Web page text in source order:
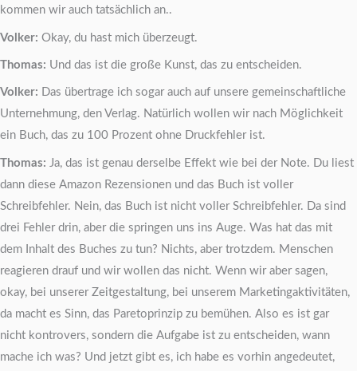
kommen wir auch tatsächlich an..
Volker: Okay, du hast mich überzeugt.
Thomas: Und das ist die große Kunst, das zu entscheiden.
Volker: Das übertrage ich sogar auch auf unsere gemeinschaftliche
Unternehmung, den Verlag. Natürlich wollen wir nach Möglichkeit
ein Buch, das zu 100 Prozent ohne Druckfehler ist.
Thomas: Ja, das ist genau derselbe Effekt wie bei der Note. Du liest
dann diese Amazon Rezensionen und das Buch ist voller
Schreibfehler. Nein, das Buch ist nicht voller Schreibfehler. Da sind
drei Fehler drin, aber die springen uns ins Auge. Was hat das mit
dem Inhalt des Buches zu tun? Nichts, aber trotzdem. Menschen
reagieren drauf und wir wollen das nicht. Wenn wir aber sagen,
okay, bei unserer Zeitgestaltung, bei unserem Marketingaktivitäten,
da macht es Sinn, das Paretoprinzip zu bemühen. Also es ist gar
nicht kontrovers, sondern die Aufgabe ist zu entscheiden, wann
mache ich was? Und jetzt gibt es, ich habe es vorhin angedeutet,